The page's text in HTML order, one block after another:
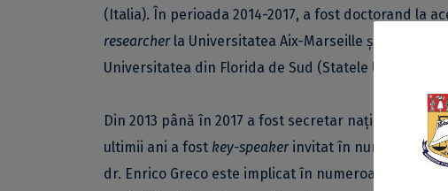
(Italia). În perioada 2014-2017, a fost doctorand la
researcherla Universitatea Aix-Marseille și CNRS
Universitatea din Florida de Sud (Statele Unite ale
Din 2013 până în 2017 a fost secretar național al
ultimii ani a fost key-speakerinvitat în numeroase
dr. Enrico Greco este implicat în numeroase